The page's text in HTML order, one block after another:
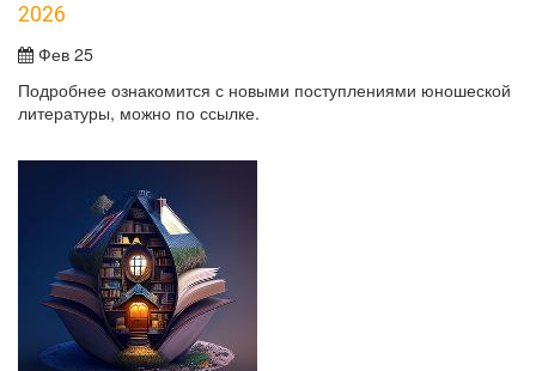
2026
Фев 25
Подробнее ознакомится с новыми поступлениями юношеской
литературы, можно по ссылке.